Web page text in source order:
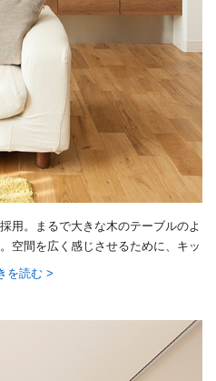
用。まるで大きな木のテーブルのよ
空間を広く感じさせるために、キッ
井から少し離して設置しました。
を読む